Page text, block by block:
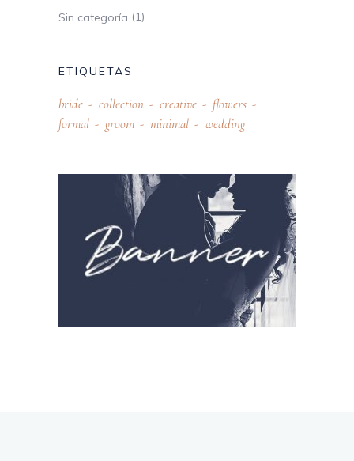
Sin categoría (1)
ETIQUETAS
bride collection creative
flowers
formal
groom minimal wedding